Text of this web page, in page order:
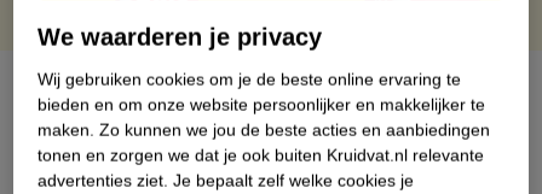
Over dit product
Productinformatie
We waarderen je privacy
Wij gebruiken cookies om je de beste online ervaring te
bieden en om onze website persoonlijker en makkelijker te
maken. Zo kunnen we jou de beste acties en aanbiedingen
tonen en zorgen we dat je ook buiten Kruidvat.nl relevante
advertenties ziet. Je bepaalt zelf welke cookies je